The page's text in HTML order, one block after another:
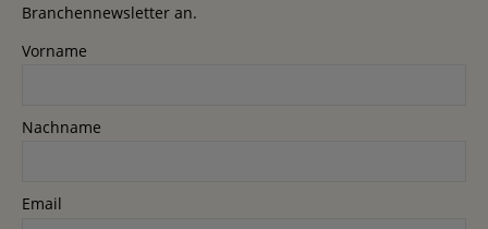
Branchennewsletter an.
Vorname
Nachname
Email